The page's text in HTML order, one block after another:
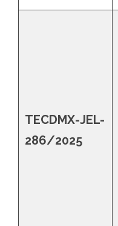
TECDMX-JEL-
286/2025